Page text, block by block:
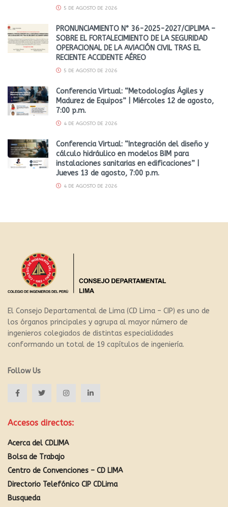
5 DE AGOSTO DE 2026
PRONUNCIAMIENTO N° 36-2025-2027/CIPLIMA –
SOBRE EL FORTALECIMIENTO DE LA SEGURIDAD
OPERACIONAL DE LA AVIACIÓN CIVIL TRAS EL
RECIENTE ACCIDENTE AÉREO
5 DE AGOSTO DE 2026
Conferencia Virtual: “Metodologías Ágiles y
Madurez de Equipos” | Miércoles 12 de agosto,
7:00 p.m.
4 DE AGOSTO DE 2026
Conferencia Virtual: “Integración del diseño y
cálculo hidráulico en modelos BIM para
instalaciones sanitarias en edificaciones” |
Jueves 13 de agosto, 7:00 p.m.
4 DE AGOSTO DE 2026
El Consejo Departamental de Lima (CD Lima – CIP) es uno de
los órganos principales y agrupa al mayor número de
ingenieros colegiados de distintas especialidades
conformando un total de 19 capítulos de ingeniería.
Follow Us
Accesos directos:
Acerca del CDLIMA
Bolsa de Trabajo
Centro de Convenciones – CD LIMA
Directorio Telefónico CIP CDLima
Busqueda